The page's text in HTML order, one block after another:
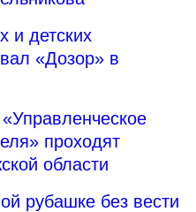
и детских
«Дозор» в
проходят
области
рубашке без вести